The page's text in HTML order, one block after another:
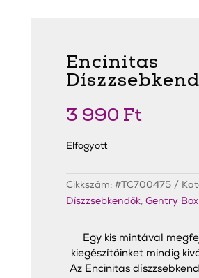
Encinitas
3 990 Ft
Elfogyott
Cikkszám: #TC700475
Díszzsebkendők, Gentry Box
Egy kis mintával
kiegészítőinket mindig
Az Encinitas